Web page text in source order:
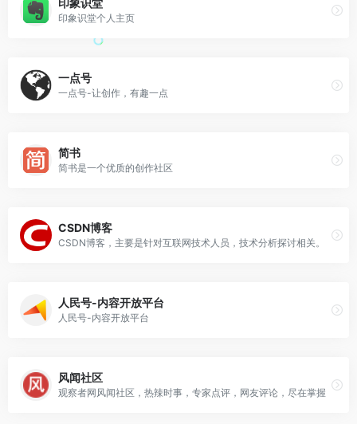
印象识堂
印象识堂个人主页
一点号
一点号-让创作，有趣一点
简书
简书是一个优质的创作社区
CSDN博客
CSDN博客，主要是针对互联网技术人员，技术分析探讨相关。
人民号-内容开放平台
人民号-内容开放平台
风闻社区
观察者网风闻社区，热辣时事，专家点评，网友评论，尽在掌握